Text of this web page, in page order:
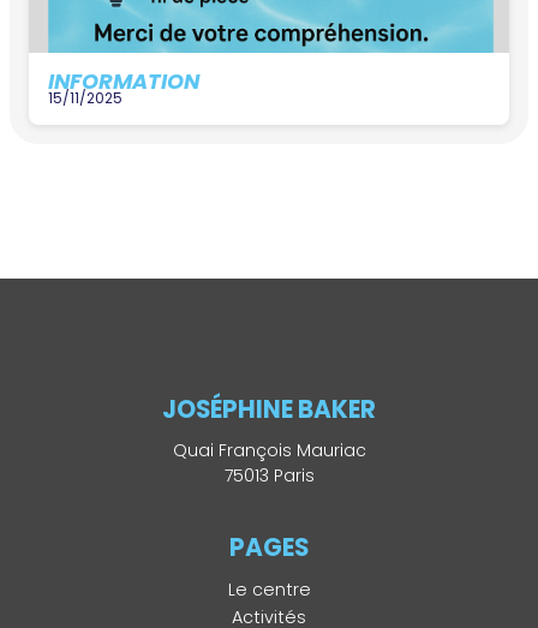
INFORMATION
15/11/2025
JOSÉPHINE BAKER
Quai François Mauriac
75013 Paris
PAGES
Le centre
Activités